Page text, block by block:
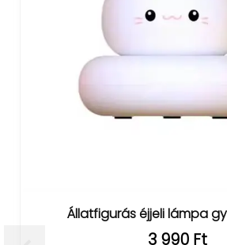
Állatfigurás éjjeli lámpa gyerekeknek